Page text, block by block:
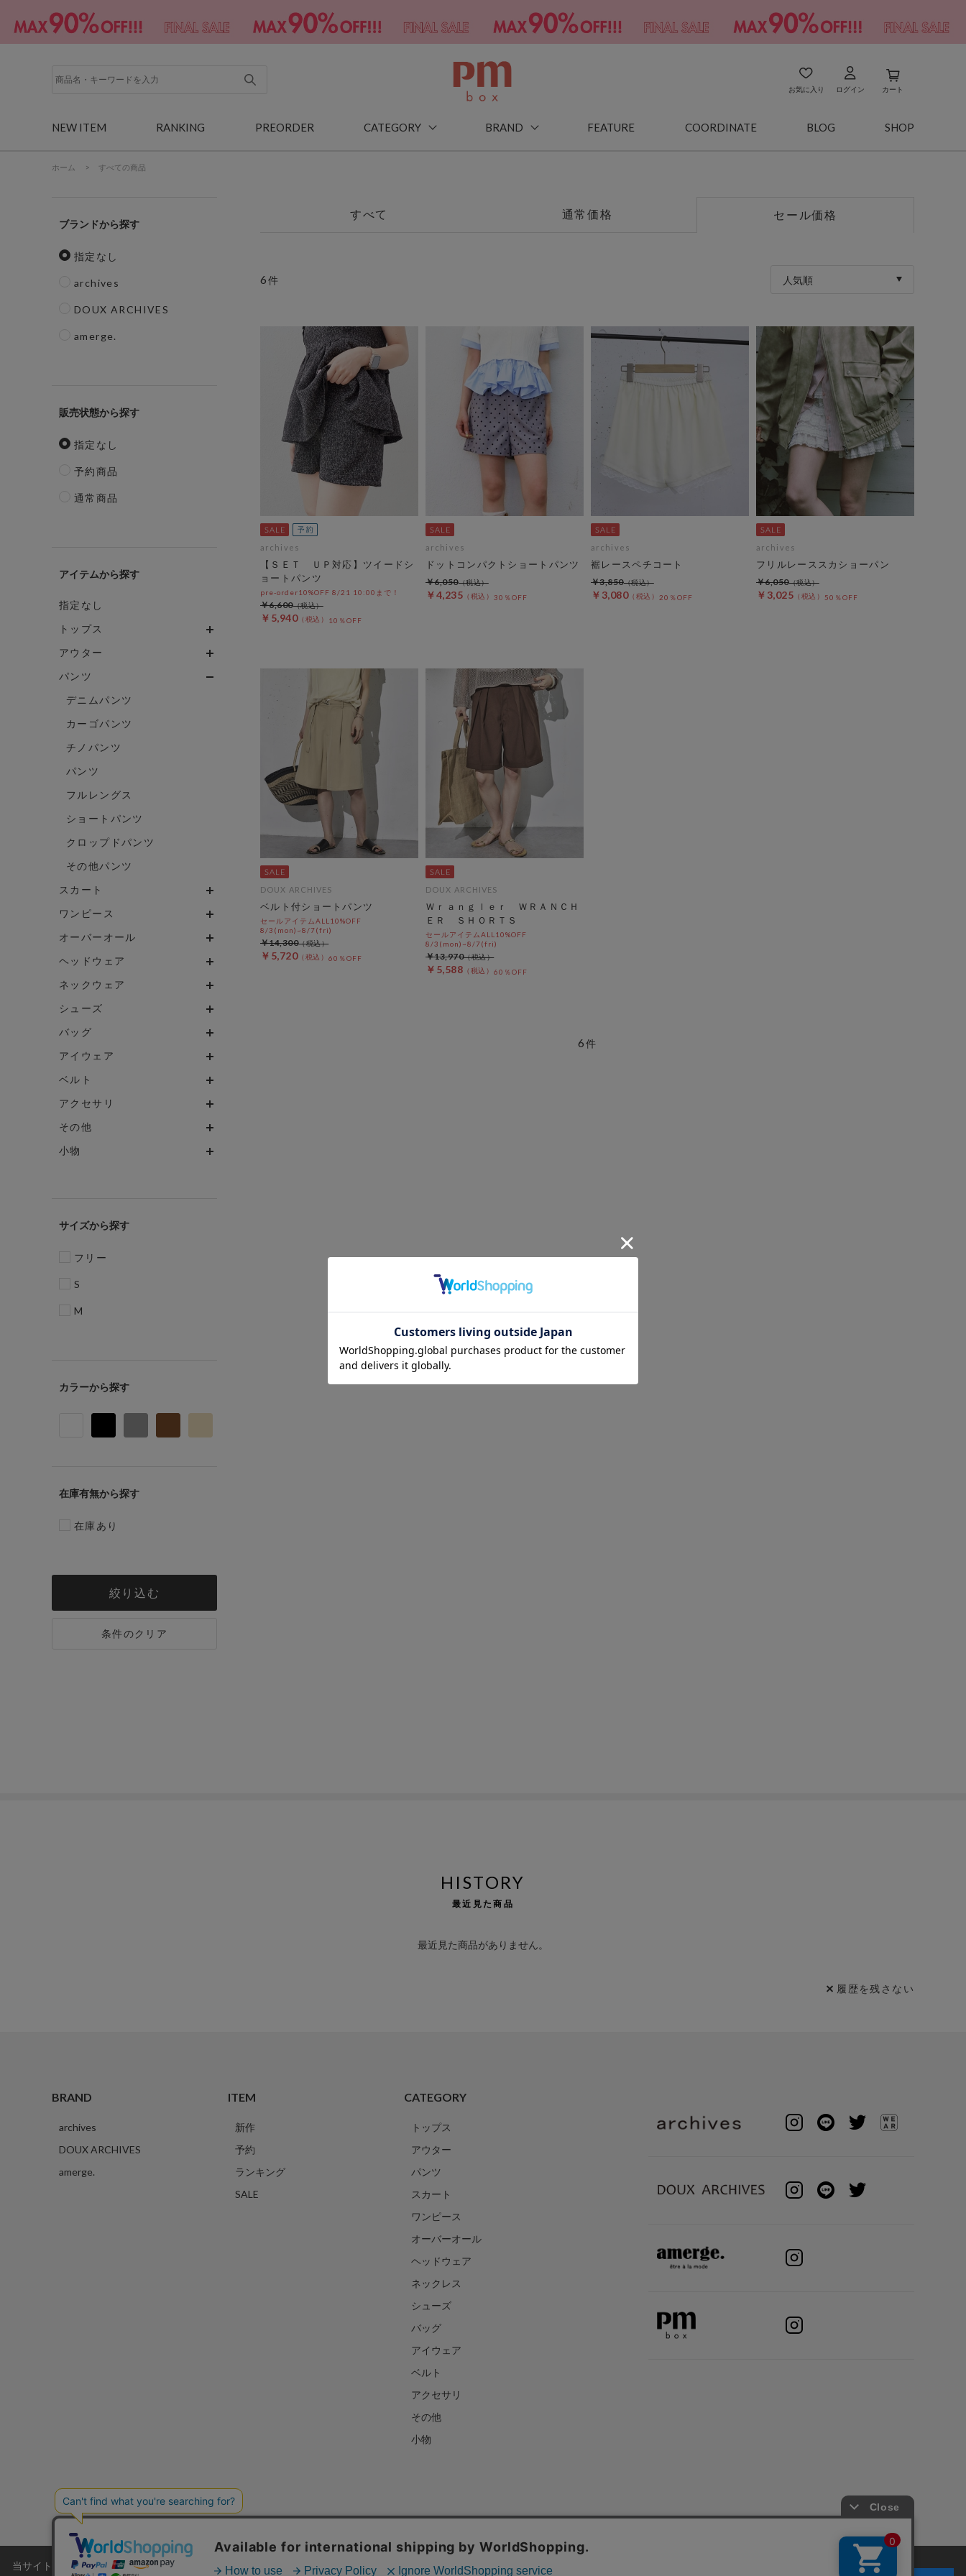
お気に入り ログイン カート
NEW ITEM RANKING PREORDER CATEGORY BRAND FEATURE COORDINATE BLOG SHOP
ホーム > すべての商品
ブランド
指定なし
archives
DOUX ARCHIVES
amerge.
販売状態
指定なし
予約商品
通常商品
アイテム
指定なし
トップス
アウター
パンツ
デニムパンツ
カーゴパンツ
チノパンツ
パンツ
フルレングス
ショートパンツ
クロップドパンツ
その他パンツ
スカート
ワンピース
オーバーオール
ヘッドウェア
ネックウェア
シューズ
バッグ
アイウェア
ベルト
アクセサリ
その他
小物
サイズ
フリー
S
M
カラー
在庫有無
在庫あり
絞り込む
条件のクリア
すべて 通常価格 セール価格
6件 人気順
archives
【ＳＥＴ ＵＰ対応】ツイードシ
ョートパンツ
pre-order10%OFF 8/21 10:00まで！
￥5,940 10％OFF
￥6,600
archives
ドットコンパクトショートパンツ
￥4,235 30％OFF
￥6,050
archives
裾レースペチコート
￥3,080 20％OFF
￥3,850
archives
フリルレーススカショーパン
￥3,025 50％OFF
￥6,050
DOUX ARCHIVES
ベルト付ショートパンツ
セールアイテムALL10%OFF
8/3(mon)~8/7(fri)
￥5,720 60％OFF
￥14,300
DOUX ARCHIVES
Ｗｒａｎｇｌｅｒ ＷＲＡＮＣＨ
ＥＲ ＳＨＯＲＴＳ
セールアイテムALL10%OFF
8/3(mon)~8/7(fri)
￥5,588 60％OFF
￥13,970
6件
HISTORY
最近見た商品
最近見た商品がありません。
履歴を残さない
BRAND
archives
DOUX ARCHIVES
amerge.
ITEM
新作
予約
ランキング
SALE
CATEGORY
トップス
アウター
パンツ
スカート
ワンピース
オーバーオール
ヘッドウェア
ネックレス
シューズ
バッグ
アイウェア
ベルト
アクセサリ
その他
小物
当サイトでは利用体験の向上およびコンテンツの最適な提供、トラフィックの分析を目的としてCookieを使用しています。